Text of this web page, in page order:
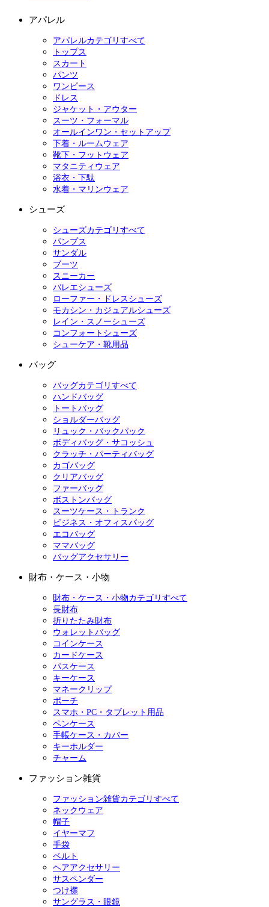
アパレル
アパレルカテゴリすべて
トップス
スカート
パンツ
ワンピース
ドレス
ジャケット・アウター
スーツ・フォーマル
オールインワン・セットアップ
下着・ルームウェア
靴下・フットウェア
マタニティウェア
浴衣・下駄
水着・マリンウェア
シューズ
シューズカテゴリすべて
パンプス
サンダル
ブーツ
スニーカー
バレエシューズ
ローファー・ドレスシューズ
モカシン・カジュアルシューズ
レイン・スノーシューズ
コンフォートシューズ
シューケア・靴用品
バッグ
バッグカテゴリすべて
ハンドバッグ
トートバッグ
ショルダーバッグ
リュック・バックパック
ボディバッグ・サコッシュ
クラッチ・パーティバッグ
カゴバッグ
クリアバッグ
ファーバッグ
ボストンバッグ
スーツケース・トランク
ビジネス・オフィスバッグ
エコバッグ
ママバッグ
バッグアクセサリー
財布・ケース・小物
財布・ケース・小物カテゴリすべて
長財布
折りたたみ財布
ウォレットバッグ
コインケース
カードケース
パスケース
キーケース
マネークリップ
ポーチ
スマホ・PC・タブレット用品
ペンケース
手帳ケース・カバー
キーホルダー
チャーム
ファッション雑貨
ファッション雑貨カテゴリすべて
ネックウェア
帽子
イヤーマフ
手袋
ベルト
ヘアアクセサリー
サスペンダー
つけ襟
サングラス・眼鏡